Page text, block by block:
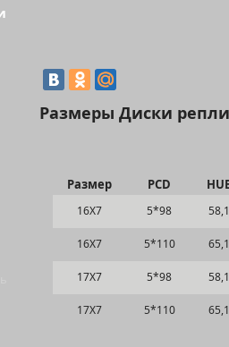
Размеры Диски
Размер PCD
16Х7 5*98 58,1
16Х7 5*110 65,1
17Х7 5*98 58,1
17Х7 5*110 65,1